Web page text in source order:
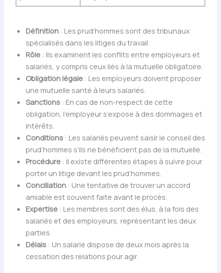
Définition: Les prud’hommes sont des tribunaux
spécialisés dans les litiges du travail.
Rôle: Ils examinent les conflits entre employeurs et
salariés, y compris ceux liés à la mutuelle obligatoire.
Obligation légale: Les employeurs doivent proposer
une mutuelle santé à leurs salariés.
Sanctions: En cas de non-respect de cette
obligation, l’employeur s’expose à des dommages et
intérêts.
Conditions: Les salariés peuvent saisir le conseil des
prud’hommes s’ils ne bénéficient pas de la mutuelle.
Procédure: Il existe différentes étapes à suivre pour
porter un litige devant les prud’hommes.
Conciliation: Une tentative de trouver un accord
amiable est souvent faite avant le procès.
Expertise: Les membres sont des élus, à la fois des
salariés et des employeurs, représentant les deux
parties.
Délais: Un salarié dispose de deux mois après la
cessation des relations pour agir.